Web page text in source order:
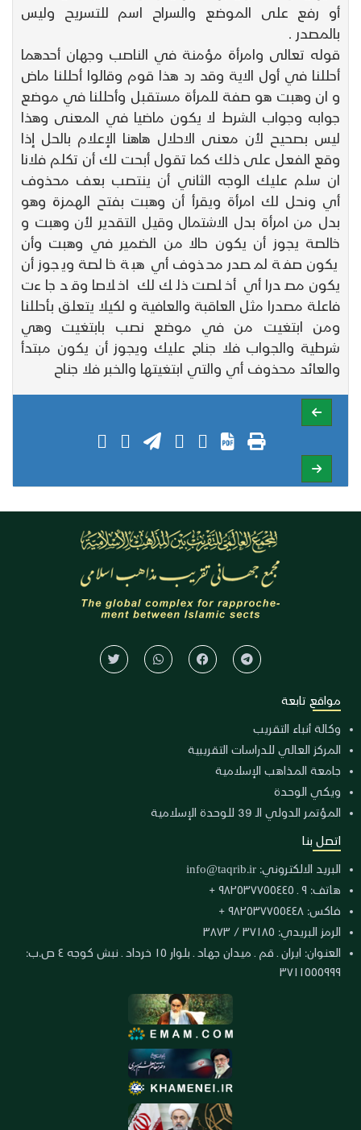
أو رفع على الموضع والسراح اسم للتسريح وليس
بالمصدر .
قوله تعالى وامرأة مؤمنة في الناصب وجهان أحدهما
أحللنا في أول الاية وقد رد هذا قوم وقالوا أحللنا ماض
و ان وهبت هو صفة للمرأة مستقبل وأحللنا في موضع
جوابه وجواب الشرط لا يكون ماضيا في المعنى وهذا
ليس بصحيح لأن معنى الاحلال هاهنا الإعلام بالحل إذا
وقع الفعل على ذلك كما تقول أبحت لك أن تكلم فلانا
ان سلم عليك الوجه الثاني أن ينتصب بعف محذوف
أي ونحل لك امرأة ويقرأ أن وهبت بفتح الهمزة وهو
بدل من امرأة بدل الاشتمال وقيل التقدير لأن وهبت و
خالصة يجوز أن يكون حالا من الضمير في وهبت وأن
يكون صفة لمصدر محذوف أي هبة خالصة ويجوز أن
يكون مصدرا أي أخلصت ذلك لك اخلاصا وقد جاءت
فاعلة مصدرا مثل العاقبة والعافية و لكيلا يتعلق بأحللنا
ومن ابتغيت من في موضع نصب بابتغيت وهي
شرطية والجواب فلا جناج عليك ويجوز أن يكون مبتدأ
والعائد محذوف أي والتي ابتغيتها والخبر فلا جناح
مواقع تابعة
وكالة أنباء التقريب
المركز العالي للدراسات التقريبية
جامعة المذاهب الإسلامية
ويكي الوحدة
المؤتمر الدولي الـ 39 للوحدة الإسلامية
اتصل بنا
البريد الالكتروني: info@taqrib.ir
هاتف: ٩ ـ ٩٨٢٥٣٧٧٥٥٤٤٥ +
فاكس: ٩٨٢٥٣٧٧٥٥٤٤٨ +
الرمز البريدي: ٣٧١٨٥ / ٣٨٧٣
العنوان: ايران ـ قم ـ ميدان جهاد ـ بلوار ١٥ خرداد ـ نبش كوجه ٤ ص.ب:
٣٧١١٥٥٥٩٩٩